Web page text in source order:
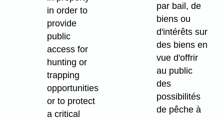
in order to
provide
public
access for
hunting or
trapping
opportunities
or to protect
a critical
par bail, de
biens ou
d'intérêts sur
des biens en
vue d'offrir
au public
des
possibilités
de pêche à